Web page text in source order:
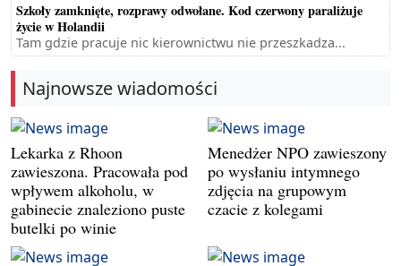
Szkoły zamknięte, rozprawy odwołane. Kod czerwony paraliżuje
życie w Holandii
Tam gdzie pracuje nic kierownictwu nie przeszkadza...
Najnowsze wiadomości
Lekarka z Rhoon
zawieszona. Pracowała pod
wpływem alkoholu, w
gabinecie znaleziono puste
butelki po winie
Menedżer NPO zawieszony
po wysłaniu intymnego
zdjęcia na grupowym
czacie z kolegami